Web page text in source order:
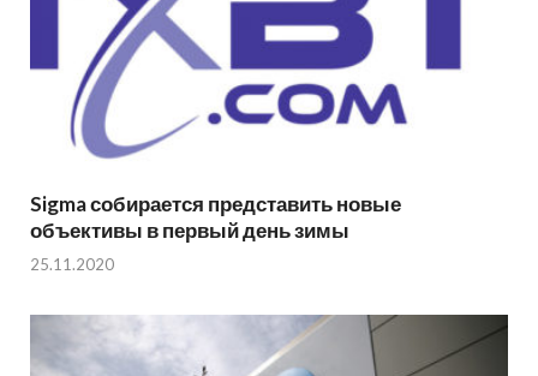
Sigma собирается представить новые
объективы в первый день зимы
25.11.2020